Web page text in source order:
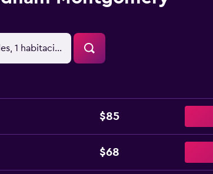
1 habitación
$85
$68